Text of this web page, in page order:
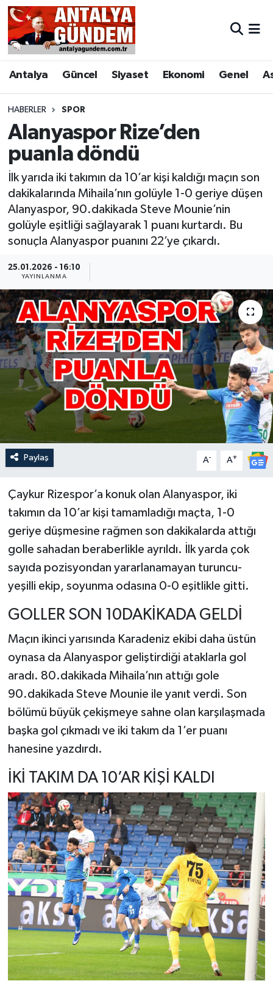
Antalya Güncel Siyaset Ekonomi Genel
HABERLER SPOR
Alanyaspor Rize’den
puanla döndü
İlk yarıda iki takımın da 10’ar kişi kaldığı maçın son
dakikalarında Mihaila’nın golüyle 1-0 geriye düşen
Alanyaspor, 90.dakikada Steve Mounie’nin
golüyle eşitliği sağlayarak 1 puanı kurtardı. Bu
sonuçla Alanyaspor puanını 22’ye çıkardı.
25.01.2026 - 16:10
YAYINLANMA
Paylaş A- A+
Çaykur Rizespor’a konuk olan Alanyaspor, iki
takımın da 10’ar kişi tamamladığı maçta, 1-0
geriye düşmesine rağmen son dakikalarda attığı
golle sahadan beraberlikle ayrıldı. İlk yarda çok
sayıda pozisyondan yararlanamayan turuncu-
yeşilli ekip, soyunma odasına 0-0 eşitlikle gitti.
GOLLER SON 10DAKİKADA GELDİ
Maçın ikinci yarısında Karadeniz ekibi daha üstün
oynasa da Alanyaspor geliştirdiği ataklarla gol
aradı. 80.dakikada Mihaila’nın attığı gole
90.dakikada Steve Mounie ile yanıt verdi. Son
bölümü büyük çekişmeye sahne olan karşılaşmada
başka gol çıkmadı ve iki takım da 1’er puanı
hanesine yazdırdı.
İKİ TAKIM DA 10’AR KİŞİ KALDI
Antalya
Asayiş
Bilim & Teknoloji
Bölge
EĞİTİM
Genel
Görüntülü Haber
Güncel
Kültür & Sanat
Magazin
Resmi İlan
Sağlık & Yaşam
Siyaset
Antalya Nöbetçi Eczaneler
Antalya Hava Durumu
Antalya Namaz Vakitleri
Antalya Trafik Yoğunluk Haritası
Süper Lig Puan Durumu ve Fikstür
Son Dakika Haberleri
Haber Arşivi